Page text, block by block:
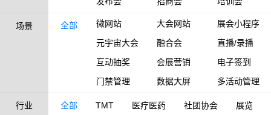
场景 全部 微网站 大会网站
展会小程序
元宇宙大会
融合会
直播/录播
互动抽奖
会展营销
电子签到
门禁管理
数据大屏 多活动管理
行业 全部 TMT 医疗医药 社团协会 展览